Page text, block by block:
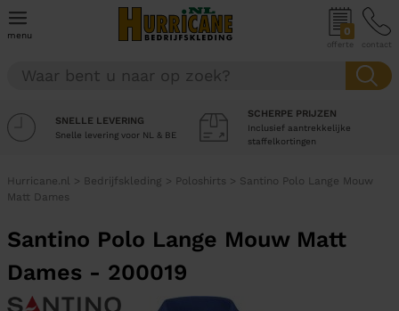
menu 0
offerte contact
SNELLE LEVERING
Snelle levering voor NL & BE
SCHERPE PRIJZEN
Inclusief aantrekkelijke
staffelkortingen
Hurricane.nl > Bedrijfskleding > Poloshirts > Santino Polo Lange Mouw
Matt Dames
Santino Polo Lange Mouw Matt
Dames - 200019